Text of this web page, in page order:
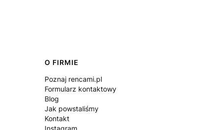
O FIRMIE
Poznaj rencami.pl
Formularz kontaktowy
Blog
Jak powstaliśmy
Kontakt
Instagram